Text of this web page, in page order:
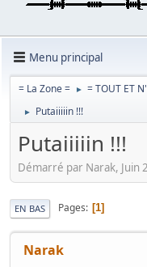
Menu principal
= La Zone = ► = TOUT ET
► Putaiiiiin !!!
Putaiiiiin !!!
Démarré par Narak, Juin
EN BAS Pages 1
Narak